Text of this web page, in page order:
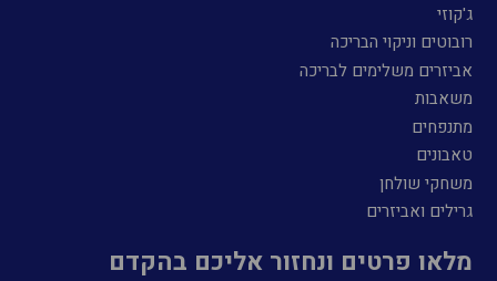
ג'קוזי
רובוטים וניקוי הבריכה
אביזרים משלימים לבריכה
משאבות
מתנפחים
טאבונים
משחקי שולחן
גרילים ואביזרים
מלאו פרטים ונחזור אליכם בהקדם